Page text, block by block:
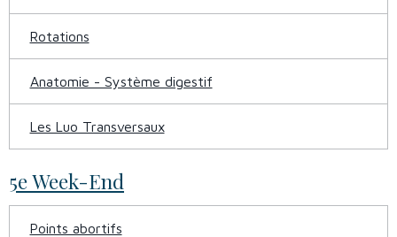
Rotations
Anatomie - Système digestif
Les Luo Transversaux
5e Week-End
Points abortifs